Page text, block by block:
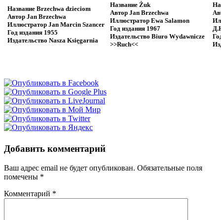
Название Brzechwa dzieciom
Автор Jan Brzechwa
Иллюстратор Jan Marcin Szancer
Год издания 1955
Издательство Nasza Księgarnia
Название Żuk
Автор Jan Brzechwa
Иллюстратор Ewa Salamon
Год издания 1967
Издательство Biuro Wydawnicze
>>Ruch<<
Добавить комментарий
Ваш адрес email не будет опубликован. Обязательные поля
помечены *
Комментарий *